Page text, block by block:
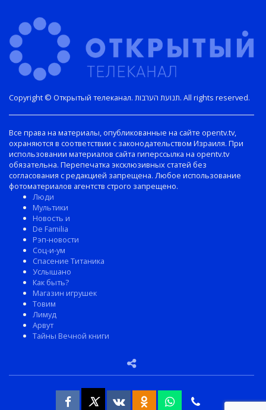
Copyright © Открытый телеканал. תנועת הערבות. All rights reserved.
Все права на материалы, опубликованные на сайте opentv.tv,
охраняются в соответствии с законодательством Израиля. При
использовании материалов сайта гиперссылка на opentv.tv
обязательна. Перепечатка эксклюзивных статей без
согласования с редакцией запрещена. Любое использование
фотоматериалов агентств строго запрещено.
Люди
Мультики
Новость и
De Familia
Рэп-новости
Соц-и-ум
Спасение Титаника
Услышано
Как быть?
Магазин игрушек
Товим
Лимуд
Арвут
Тайны Вечной книги